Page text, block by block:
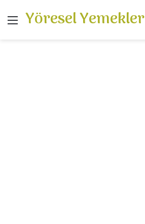
Menü
Yöresel Yemekler